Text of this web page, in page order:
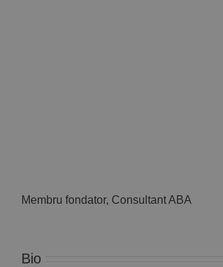
Membru fondator, Consultant ABA
Bio